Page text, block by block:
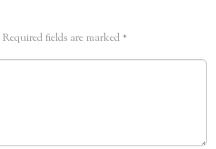
Required fields are marked*